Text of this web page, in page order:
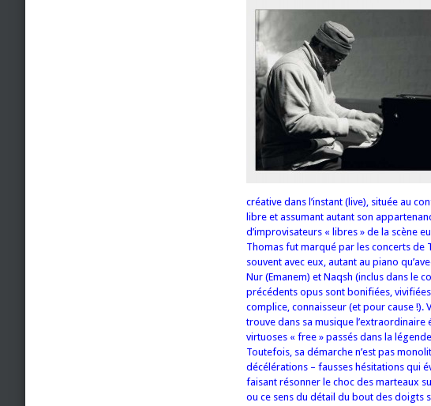
créative dans l’instant (live), située au
libre et assumant autant son
d’improvisateurs « libres » de la scène
Thomas fut marqué par les concerts de
souvent avec eux, autant au piano
Nur (Emanem) et Naqsh (inclus dans le
précédents opus sont bonifiées,
complice, connaisseur (et pour cause
trouve dans sa musique
virtuoses « free » passés dans la
Toutefois, sa démarche n’est pas
décélérations – fausses hésitations qui
faisant résonner le choc des marteaux
ou ce sens du détail du bout des doigts